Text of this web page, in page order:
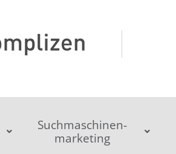
Suchmaschinen-
marketing